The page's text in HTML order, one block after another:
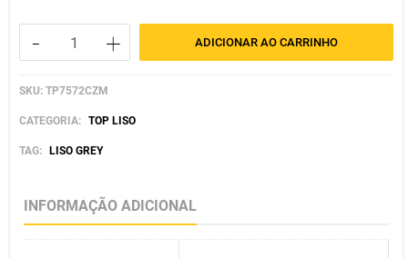
-
GREY
quantidade
+ ADICIONAR AO CARRINHO
SKU: TP7572CZM
CATEGORIA: TOP LISO
TAG: LISO GREY
INFORMAÇÃO ADICIONAL